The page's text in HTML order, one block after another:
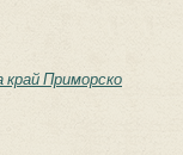
Приморско